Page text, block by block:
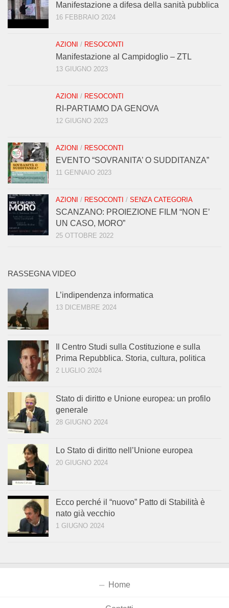
Manifestazione a difesa della sanità pubblica
16 FEBBRAIO 2024
AZIONI / RESOCONTI
Manifestazione al Campidoglio – ZTL
13 GIUGNO 2023
AZIONI / RESOCONTI
RI-PARTIAMO DA GENOVA
12 GIUGNO 2023
AZIONI / RESOCONTI
EVENTO “SOVRANITA’ O SUDDITANZA”
11 GENNAIO 2023
AZIONI / RESOCONTI / SENZA CATEGORIA
SCANZANO: PROIEZIONE FILM “NON E’
UN CASO, MORO”
25 OTTOBRE 2022
RASSEGNA VIDEO
L’indipendenza informatica
13 DICEMBRE 2024
Il Centro Studi sulla Costituzione e sulla
Prima Repubblica. Storia, cultura, politica
2 LUGLIO 2024
Stato di diritto e Unione europea: un profilo
generale
28 GIUGNO 2024
Lo Stato di diritto nell’Unione europea
20 GIUGNO 2024
Ecco perché il “nuovo” Patto di Stabilità è
nato già vecchio
1 GIUGNO 2024
Home